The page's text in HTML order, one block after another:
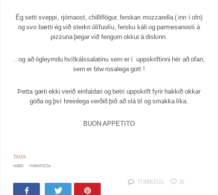
Ég setti sveppi, rjómaost, chilliflögur, ferskan mozzarella ( inn í ofn)
og svo bætti ég við sterkri ólífuolíu, fersku káli og parmesanosti á
pizzuna þegar við fengum okkur á diskinn.
.. og að ógleymdu hvítkálssalatinu sem er í uppskriftinni hér að ofan,
sem er btw rosalega gott !
Þetta gæti ekki verið einfaldari og betri uppskrift fyrir hakkið okkar
góða og því hreinlega verðið þið að slá til og smakka líka.
BUON APPETITO
HABS HAKKPIZZA
Tweet
11 INNLEGG 26